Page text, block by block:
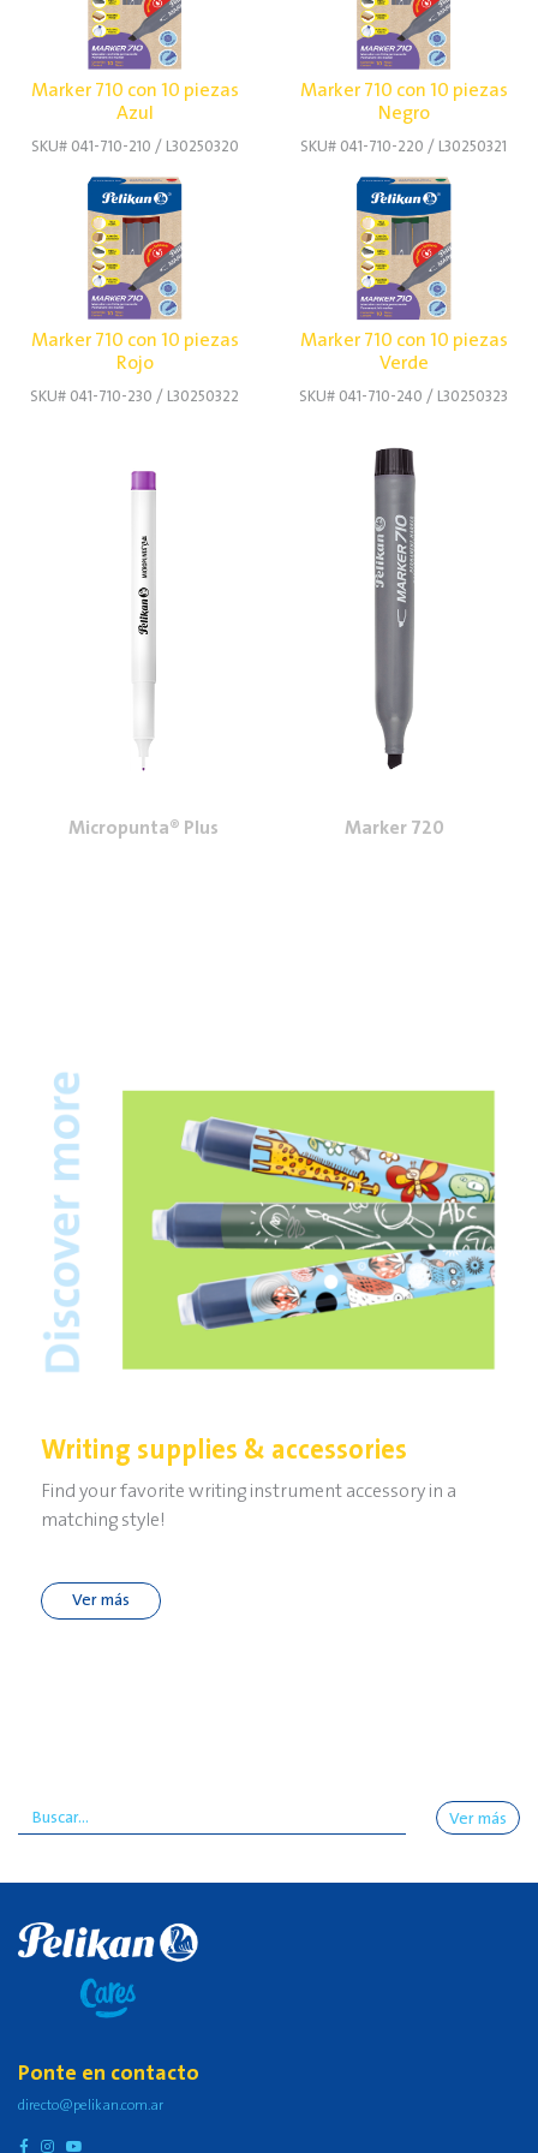
Marker 710 con 10 piezas
Azul
SKU# 041-710-210 / L30250320
Marker 710 con 10 piezas
Negro
SKU# 041-710-220 / L30250321
Marker 710 con 10 piezas
Rojo
SKU# 041-710-230 / L30250322
Marker 710 con 10 piezas
Verde
SKU# 041-710-240 / L30250323
Micropunta® Plus Marker 720
Writing supplies & accessories
Find your favorite writing instrument accessory in a
matching style!
Ver más
Ver más
Ponte en contacto
directo@pelikan.com.ar